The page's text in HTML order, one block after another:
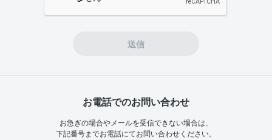
送信
お電話でのお問い合わせ
お急ぎの場合やメールを受信できない場合は、
下記番号までお電話にてお問い合わせください。